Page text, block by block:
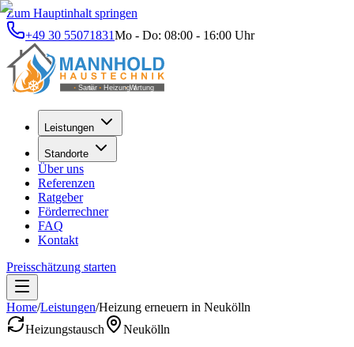
Zum Hauptinhalt springen
+49 30 55071831Mo - Do: 08:00 - 16:00 Uhr
Leistungen
Standorte
Über uns
Referenzen
Ratgeber
Förderrechner
FAQ
Kontakt
Preisschätzung starten
Home/Leistungen/Heizung erneuern in Neukölln
Heizungstausch
Neukölln